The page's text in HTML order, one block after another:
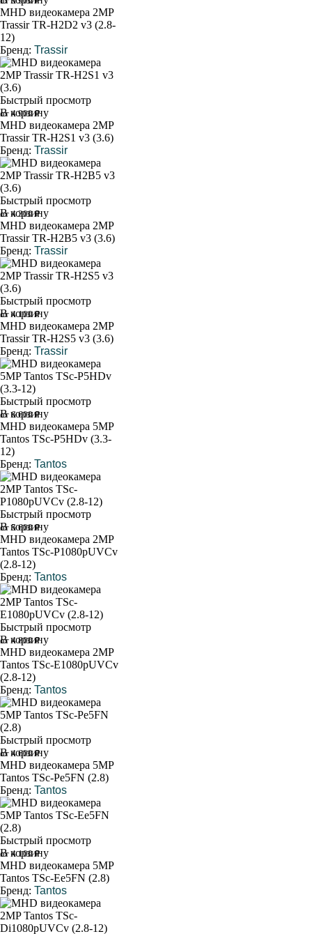
MHD видеокамера 2MP
Trassir TR-H2D2 v3 (2.8-
12)
Бренд: Trassir
Быстрый просмотр
В корзину
от 4 900 ₽
MHD видеокамера 2MP
Trassir TR-H2S1 v3 (3.6)
Бренд: Trassir
Быстрый просмотр
В корзину
от 4 300 ₽
MHD видеокамера 2MP
Trassir TR-H2B5 v3 (3.6)
Бренд: Trassir
Быстрый просмотр
В корзину
от 4 100 ₽
MHD видеокамера 2MP
Trassir TR-H2S5 v3 (3.6)
Бренд: Trassir
Быстрый просмотр
В корзину
от 6 600 ₽
MHD видеокамера 5MP
Tantos TSc-P5HDv (3.3-
12)
Бренд: Tantos
Быстрый просмотр
В корзину
от 5 600 ₽
MHD видеокамера 2MP
Tantos TSc-P1080pUVCv
(2.8-12)
Бренд: Tantos
Быстрый просмотр
В корзину
от 4 800 ₽
MHD видеокамера 2MP
Tantos TSc-E1080pUVCv
(2.8-12)
Бренд: Tantos
Быстрый просмотр
В корзину
от 4 600 ₽
MHD видеокамера 5MP
Tantos TSc-Pe5FN (2.8)
Бренд: Tantos
Быстрый просмотр
В корзину
от 4 100 ₽
MHD видеокамера 5MP
Tantos TSc-Ee5FN (2.8)
Бренд: Tantos